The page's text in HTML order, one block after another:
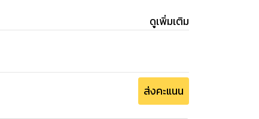
ดูเพิ่มเติม
ส่งคะแนน